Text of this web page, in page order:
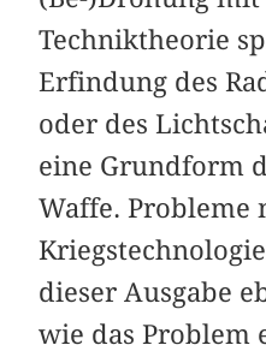
Techniktheorie
Erfindung des
oder des
eine Grundform
Waffe. Probleme
dieser Ausgabe
wie das Problem